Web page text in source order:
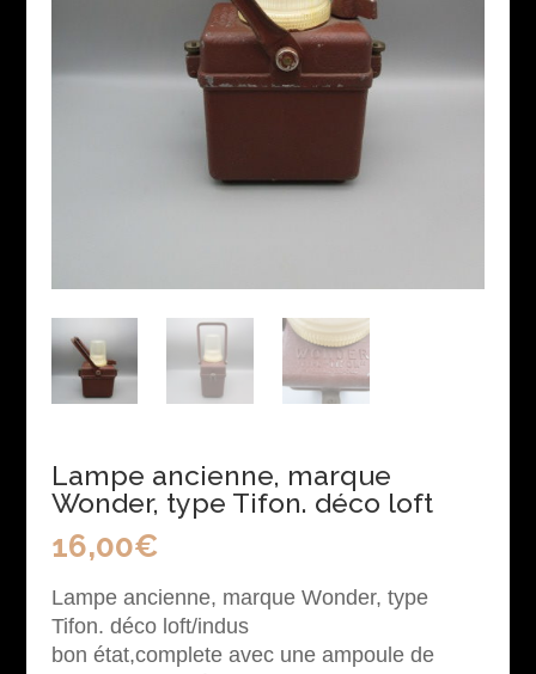
Lampe ancienne, marque
Wonder, type Tifon. déco loft
16,00€
Lampe ancienne, marque Wonder, type
Tifon. déco loft/indus
bon état,complete avec une ampoule de